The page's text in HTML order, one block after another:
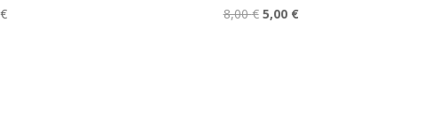
€
8,00€ Le
5,00 €Le